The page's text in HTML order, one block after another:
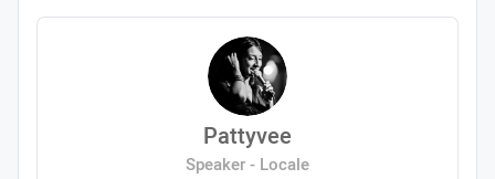
Pattyvee
Speaker - Locale